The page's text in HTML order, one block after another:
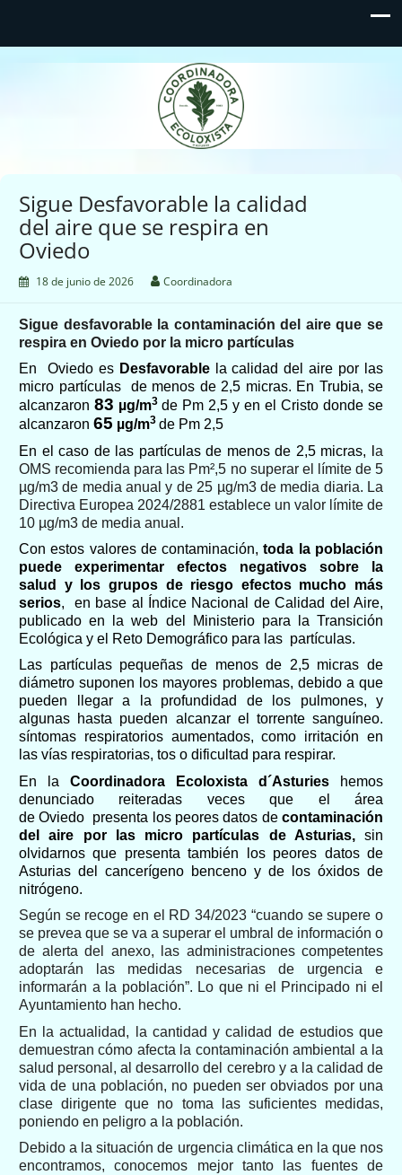
Coordinadora Ecoloxista
d'Asturies
Sigue Desfavorable la calidad
del aire que se respira en
Oviedo
18 de junio de 2026 Coordinadora
Sigue desfavorable la contaminación del aire que se
respira en Oviedo por la micro partículas
En Oviedo es Desfavorablela calidad del aire por las
micro partículas
de menos de 2,5 micras. En Trubia, se
alcanzaron 83 µg/m3 de Pm 2,5 y en el Cristo donde se
alcanzaron 65 µg/m3 de Pm 2,5
En el caso de las partículas de menos de 2,5micras, la
OMS recomienda para las Pm²,5 no superar el límite de 5
µg/m3 de media anual y de 25 µg/m3 de media diaria. La
Directiva Europea 2024/2881 establece un valor límite de
10 µg/m3 de media anual.
Con estos valores de contaminación,toda la población
puede experimentar efectos negativos sobre la
salud
y los grupos de riesgo efectos mucho más
serios, en base al Índice Nacional de Calidad del Aire,
publicado en la web del Ministerio para la Transición
Ecológica y el Reto Demográfico para las partículas.
Las partículas pequeñas de menos de 2,5 micras de
diámetro suponen los mayores problemas, debido a que
pueden llegar a la profundidad de los pulmones, y
algunas hasta pueden alcanzar el torrente sanguíneo.
síntomas respiratorios aumentados, como irritación en
las vías respiratorias, tos o dificultad para respirar.
En la Coordinadora Ecoloxista d´Asturies hemos
denunciado reiteradas veces que el área
de Oviedo presenta los peores datos de contaminación
del aire por
las micro partículas de Asturias, sin
olvidarnos que presenta también los peores datos de
Asturias del cancerígeno benceno y de los óxidos de
nitrógeno.
Según se recoge en el RD 34/2023 “cuando se supere o
se prevea que se va a superar el umbral de información o
de alerta del anexo, las administraciones competentes
adoptarán las medidas necesarias de urgencia e
informarán a la población”. Lo que ni el Principado ni el
Ayuntamiento han hecho.
En la actualidad, la cantidad y calidad de estudios que
demuestran cómo afecta la contaminación ambiental a la
salud personal, al desarrollo del cerebro y a la calidad de
vida de una población, no pueden ser obviados por una
clase dirigente que no toma las suficientes medidas,
poniendo en peligro a la población.
Debido a la situación de urgencia climática en la que nos
encontramos, conocemos mejor tanto las fuentes de